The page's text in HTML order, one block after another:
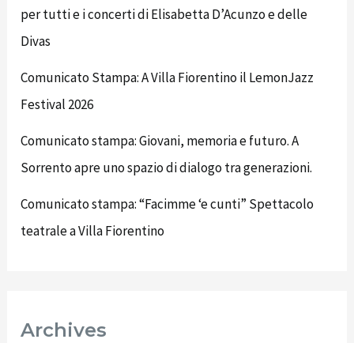
per tutti e i concerti di Elisabetta D’Acunzo e delle
Divas
Comunicato Stampa: A Villa Fiorentino il LemonJazz
Festival 2026
Comunicato stampa: Giovani, memoria e futuro. A
Sorrento apre uno spazio di dialogo tra generazioni.
Comunicato stampa: “Facimme ‘e cunti” Spettacolo
teatrale a Villa Fiorentino
Archives